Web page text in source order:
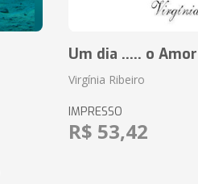
Um dia ..... o Amor
Virgínia Ribeiro
IMPRESSO
R$ 53,42